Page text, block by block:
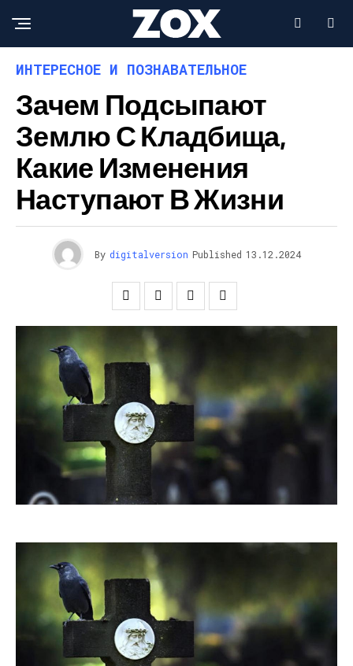
ИНТЕРЕСНОЕ И ПОЗНАВАТЕЛЬНОЕ
Зачем Подсыпают
Землю С Кладбища,
Какие Изменения
Наступают В Жизни
By digitalversion Published 13.12.2024